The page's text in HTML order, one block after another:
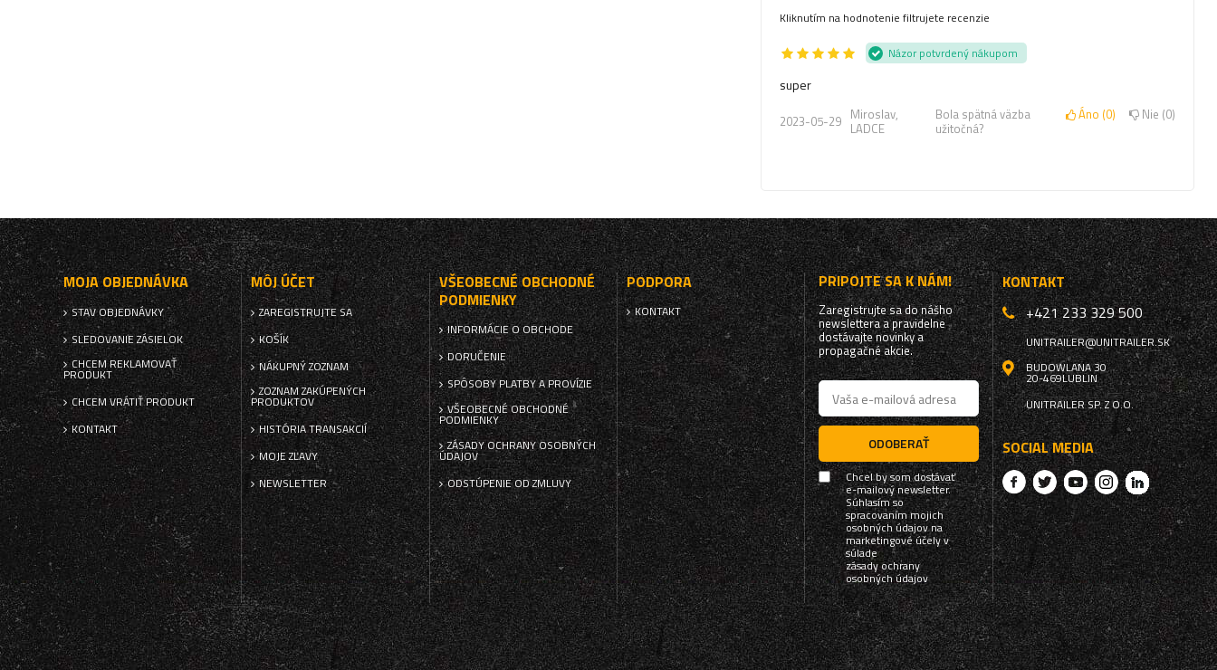
Kliknutím na hodnotenie filtrujete recenzie
Názor potvrdený nákupom
super
2023-05-29 Miroslav,
LADCE
Bola spätná väzba
užitočná?
Áno 0 Nie 0
MOJA OBJEDNÁVKA
STAV OBJEDNÁVKY
SLEDOVANIE ZÁSIELOK
CHCEM REKLAMOVAŤ
PRODUKT
CHCEM VRÁTIŤ PRODUKT
KONTAKT
MÔJ ÚČET
ZAREGISTRUJTE SA
KOŠÍK
NÁKUPNÝ ZOZNAM
ZOZNAM ZAKÚPENÝCH
PRODUKTOV
HISTÓRIA TRANSAKCIÍ
MOJE ZĽAVY
NEWSLETTER
VŠEOBECNÉ OBCHODNÉ
PODMIENKY
INFORMÁCIE O OBCHODE
DORUČENIE
SPÔSOBY PLATBY A PROVÍZIE
VŠEOBECNÉ OBCHODNÉ
PODMIENKY
ZÁSADY OCHRANY OSOBNÝCH
ÚDAJOV
ODSTÚPENIE OD ZMLUVY
PODPORA
KONTAKT
PRIPOJTE SA K NÁM!
Zaregistrujte sa do nášho
newslettera a pravidelne
dostávajte novinky a
propagačné akcie.
ODOBERAŤ
Chcel by som dostávať
e-mailový newsletter.
Súhlasím so
spracovaním mojich
osobných údajov na
marketingové účely v
súlade
zásady ochrany
osobných údajov
KONTAKT
+421 233 329 500
UNITRAILER@UNITRAILER.SK
BUDOWLANA 30
20-469LUBLIN
UNITRAILER SP. Z O.O.
SOCIAL MEDIA